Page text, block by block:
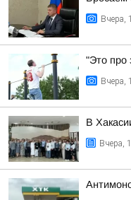
Вчера,
"Это про
Вчера,
В
Вчера,